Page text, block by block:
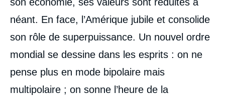
néant. En face, l’Amérique jubile et consolide
son rôle de superpuissance. Un nouvel ordre
mondial se dessine dans les esprits : on ne
pense plus en mode bipolaire mais
multipolaire ; on sonne l’heure de la